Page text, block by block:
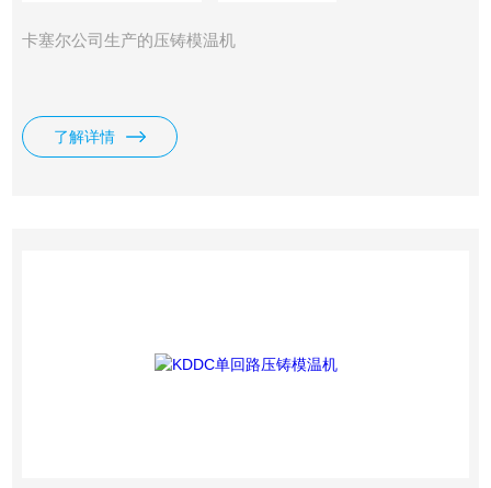
卡塞尔公司生产的压铸模温机
了解详情